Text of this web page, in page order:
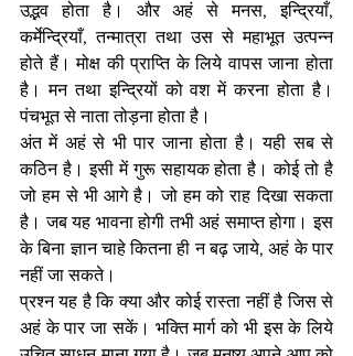
उद्भव होता है। और अहं से मनस, इन्द्रियाँ,
कर्मेन्द्रियाँ, तन्मात्रा तथा उस से महाभूत उत्पन्न
होते हैं। मोक्ष की प्राप्ति के लिये वापस जाना होता
है। मन तथा इन्द्रियों को वश में करना होता है।
पंचभूत से नाता तोड़ना होता है।
अंत में अहं से भी पार जाना होता है। यही सब से
कठिन है। इसी में गुरू सहायक होता है। कोई तो है
जो हम से भी आगे है। जो हम को राह दिखा सकता
है। जब यह भावना होगी तभी अहं समाप्त होगा। इस
के बिना ज्ञान चाहे कितना ही न बढ़ जाये, अहं के पार
नहीं जा सकते।
प्रश्न यह है कि क्या और कोई रास्ता नहीं है जिस से
अहं के पार जा सकें। भक्ति मार्ग को भी इस के लिये